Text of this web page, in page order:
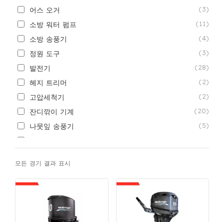
어스 오거 (3)
소방 워터 펌프 (11)
소방 송풍기 (4)
정원 도구 (3)
발전기 (28)
헤지 트리머 (2)
고압세척기 (2)
잔디깎이 기계 (20)
나뭇잎 송풍기 (5)
장대톱 & 정리기
동력 엔진
전동 공구
모든 경기 결과 표시